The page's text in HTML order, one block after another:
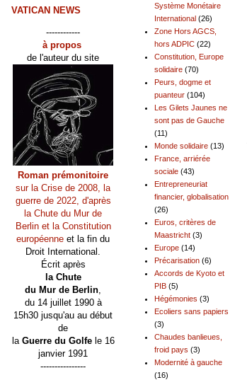
Système Monétaire
International (26)
Zone Hors AGCS,
hors ADPIC (22)
Constitution, Europe
solidaire (70)
Peurs, dogme et
puanteur (104)
Les Gilets Jaunes ne
sont pas de Gauche
(11)
Monde solidaire (13)
France, arriérée
sociale (43)
Entrepreneuriat
financier, globalisation
(26)
Euros, critères de
Maastricht (3)
Europe (14)
Précarisation (6)
Accords de Kyoto et
PIB (5)
Hégémonies (3)
Ecoliers sans papiers
(3)
Chaudes banlieues,
froid pays (3)
Modernité à gauche
(16)
VATICAN NEWS
------------
à propos
de l'auteur du site
Roman prémonitoire
sur la Crise de 2008, la
guerre de 2022, d'après
la Chute du Mur de
Berlin et la Constitution
européenne et la fin du
Droit International.
Écrit après
la Chute
du Mur de Berlin
du 14 juillet 1990 à
15h30 jusqu'au au début
de
la Guerre du Golfele 16
janvier 1991
----------------